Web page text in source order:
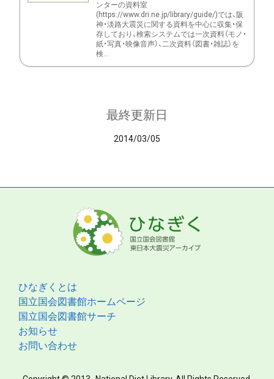
ンターの資料室
(https://www.dri.ne.jp/library/guide/)では、阪
神・淡路大震災に関する資料を中心に収集・保
存しており、検索システムでは一次資料（モノ・
紙・写真・映像音声）、二次資料（図書・雑誌）を
検...
最終更新日
2014/03/05
ひなぎくとは
国立国会図書館ホームページ
国立国会図書館サーチ
お知らせ
お問い合わせ